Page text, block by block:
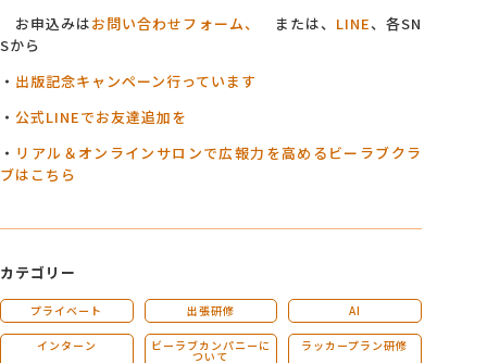
お申込みはお問い合わせフォーム、 または、 LINE、各SN
Sから
・ 出版記念キャンペーン行っています
・ 公式LINEでお友達追加を
・ リアル＆オンラインサロンで広報力を高めるビーラブクラ
ブはこちら
カテゴリー
プライベート 出張研修 AI
インターン ビーラブカンパニーに
ついて
ラッカープラン研修